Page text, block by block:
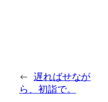
← 遅ればせなが
ら、初詣で。